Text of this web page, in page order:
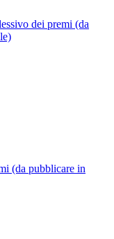
dei premi (da
(da pubblicare in